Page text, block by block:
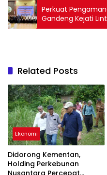
Perkuat
Gandeng Kejati
Related Posts
Ekonomi
Didorong Kementan,
Holding Perkebunan